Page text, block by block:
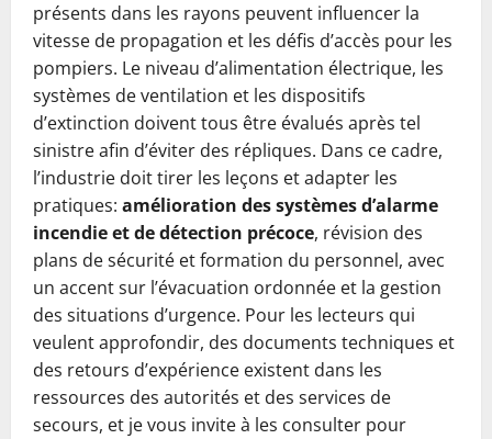
présents dans les rayons peuvent influencer la
vitesse de propagation et les défis d’accès pour les
pompiers. Le niveau d’alimentation électrique, les
systèmes de ventilation et les dispositifs
d’extinction doivent tous être évalués après tel
sinistre afin d’éviter des répliques. Dans ce cadre,
l’industrie doit tirer les leçons et adapter les
pratiques: amélioration des systèmes d’alarme
incendie et de détection précoce, révision des
plans de sécurité et formation du personnel, avec
un accent sur l’évacuation ordonnée et la gestion
des situations d’urgence. Pour les lecteurs qui
veulent approfondir, des documents techniques et
des retours d’expérience existent dans les
ressources des autorités et des services de
secours, et je vous invite à les consulter pour